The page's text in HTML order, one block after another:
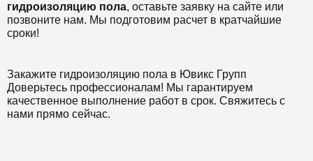
гидроизоляцию пола, оставьте заявку на сайте или
позвоните нам. Мы подготовим расчет в кратчайшие
сроки!
Закажите гидроизоляцию пола в Ювикс Групп
Доверьтесь профессионалам! Мы гарантируем
качественное выполнение работ в срок. Свяжитесь с
нами прямо сейчас.